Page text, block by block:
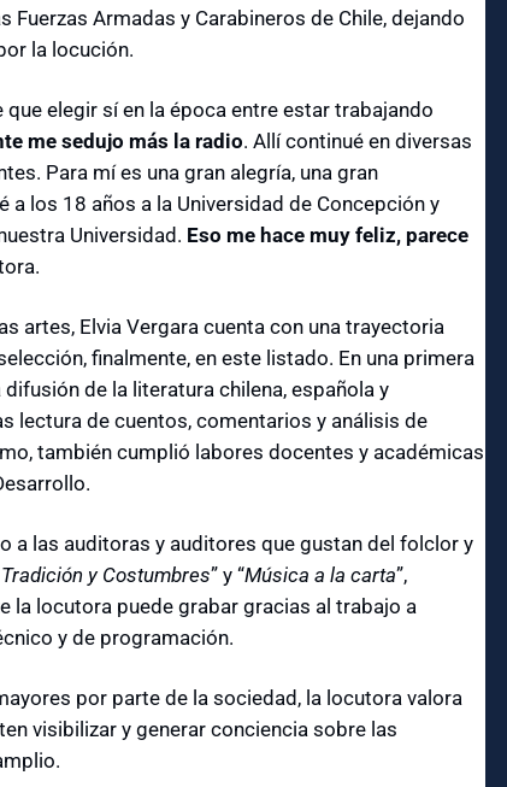
Armadas y Carabineros de Chile, dejando
la locución.
que elegir sí en la época entre estar trabajando
me sedujo más la radio. Allí continué en diversas
Para mí es una gran alegría, una gran
los 18 años a la Universidad de Concepción y
Universidad. Eso me hace muy feliz, parece
artes, Elvia Vergara cuenta con una trayectoria
finalmente, en este listado. En una primera
de la literatura chilena, española y
lectura de cuentos, comentarios y análisis de
también cumplió labores docentes y académicas
a las auditoras y auditores que gustan del folclor y
y Costumbres” y “Música a la carta”,
la locutora puede grabar gracias al trabajo a
y de programación.
por parte de la sociedad, la locutora valora
visibilizar y generar conciencia sobre las